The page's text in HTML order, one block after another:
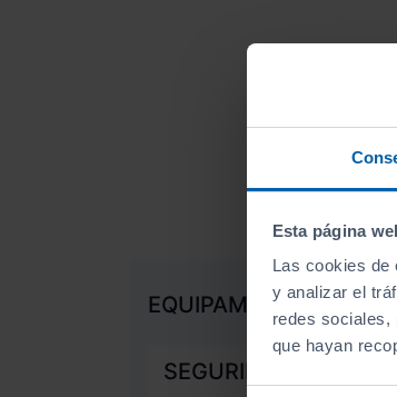
Esta página
Las cookies de
y analizar el
redes sociales,
que hayan
EQUIPAMIENTO DE
SEGURIDAD